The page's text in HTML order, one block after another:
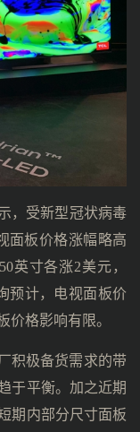
，受新型冠状病毒
面板价格涨幅略高
英寸各涨2美元，
预计，电视面板价
价格影响有限。
积极备货需求的带
于平衡。加之近期
期内部分尺寸面板